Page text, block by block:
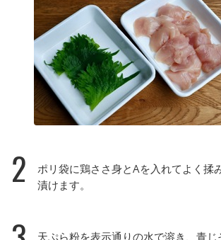
2
ポリ袋に鶏ささ身とAを入れてよく揉
漬けます。
天ぷら粉を表示通りの水で溶き、青じ